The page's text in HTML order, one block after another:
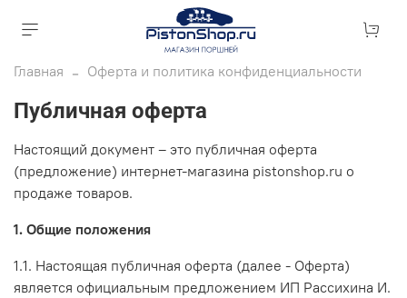
Главная Оферта и политика конфиденциальности
Публичная оферта
Настоящий документ – это публичная оферта
(предложение) интернет-магазина pistonshop.ru о
продаже товаров.
1. Общие положения
1.1. Настоящая публичная оферта (далее - Оферта)
является официальным предложением ИП Рассихина И.